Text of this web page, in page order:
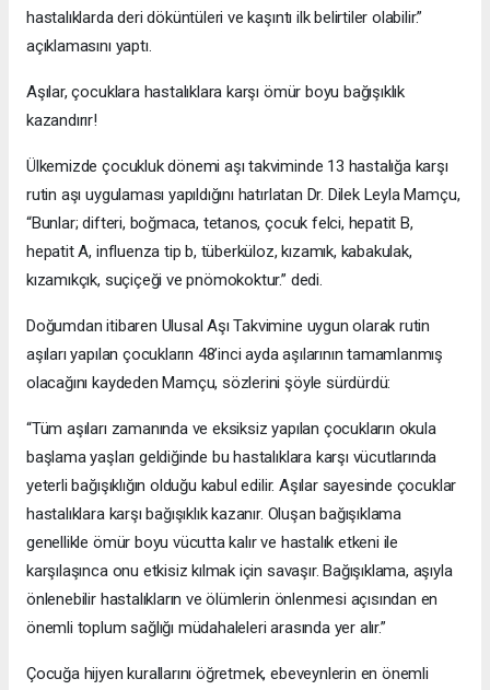
hastalıklarda deri döküntüleri ve kaşıntı ilk belirtiler olabilir.”
açıklamasını yaptı.
Aşılar, çocuklara hastalıklara karşı ömür boyu bağışıklık
kazandırır!
Ülkemizde çocukluk dönemi aşı takviminde 13 hastalığa karşı
rutin aşı uygulaması yapıldığını hatırlatan Dr. Dilek Leyla Mamçu,
“Bunlar; difteri, boğmaca, tetanos, çocuk felci, hepatit B,
hepatit A, influenza tip b, tüberküloz, kızamık, kabakulak,
kızamıkçık, suçiçeği ve pnömokoktur.” dedi.
Doğumdan itibaren Ulusal Aşı Takvimine uygun olarak rutin
aşıları yapılan çocukların 48’inci ayda aşılarının tamamlanmış
olacağını kaydeden Mamçu, sözlerini şöyle sürdürdü:
“Tüm aşıları zamanında ve eksiksiz yapılan çocukların okula
başlama yaşları geldiğinde bu hastalıklara karşı vücutlarında
yeterli bağışıklığın olduğu kabul edilir. Aşılar sayesinde çocuklar
hastalıklara karşı bağışıklık kazanır. Oluşan bağışıklama
genellikle ömür boyu vücutta kalır ve hastalık etkeni ile
karşılaşınca onu etkisiz kılmak için savaşır. Bağışıklama, aşıyla
önlenebilir hastalıkların ve ölümlerin önlenmesi açısından en
önemli toplum sağlığı müdahaleleri arasında yer alır.”
Çocuğa hijyen kurallarını öğretmek, ebeveynlerin en önemli